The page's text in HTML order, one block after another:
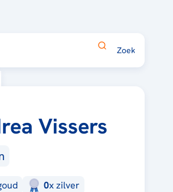
Vissers
0xzilver